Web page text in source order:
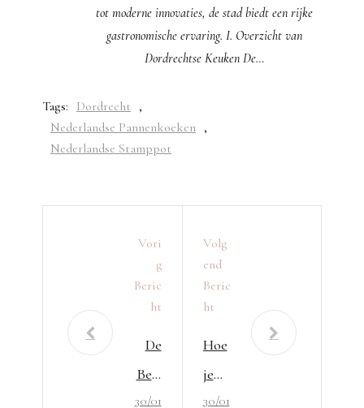
tot moderne innovaties, de stad biedt een rijke
gastronomische ervaring. I. Overzicht van
Dordrechtse Keuken De…
Tags: Dordrecht ,
Nederlandse Pannenkoeken ,
Nederlandse Stamppot
Vori
G
Beric
Ht
De
Best
e
30/01
Volg
End
Beric
Ht
Hoe
je
de
30/01